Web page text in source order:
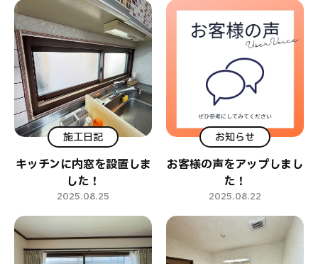
施工日記
キッチンに内窓を設置しま
した！
2025.08.25
お知らせ
お客様の声をアップしまし
た！
2025.08.22